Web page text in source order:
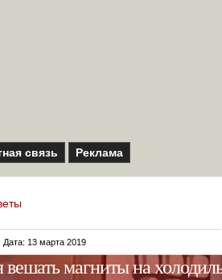
связь Реклама
Дата: 13 марта 2019
вешать магниты на